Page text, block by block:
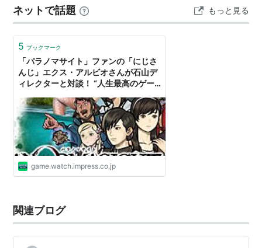
定じゃないけど一定ではないよ♡ 音楽は普通…
ネットで話題 もっと見る
5 ブックマーク
「パラノマサイト」ファンの「にじさ
んじ」エクス・アルビオさんが石山デ
ィレクターと対談！ “人生最高のゲー
らVTuberの配信事情まで
game.watch.impress.co.jp
関連ブログ